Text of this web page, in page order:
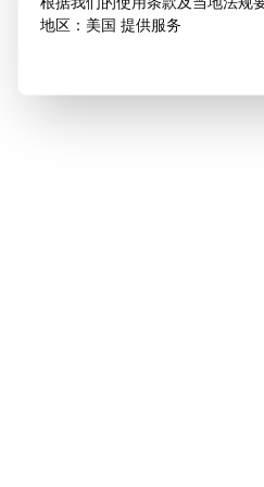
地区：美国 提供服务